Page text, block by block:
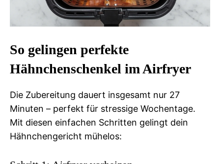
So gelingen perfekte
Hähnchenschenkel im Airfryer
Die Zubereitung dauert insgesamt nur 27
Minuten – perfekt für stressige Wochentage.
Mit diesen einfachen Schritten gelingt dein
Hähnchengericht mühelos: